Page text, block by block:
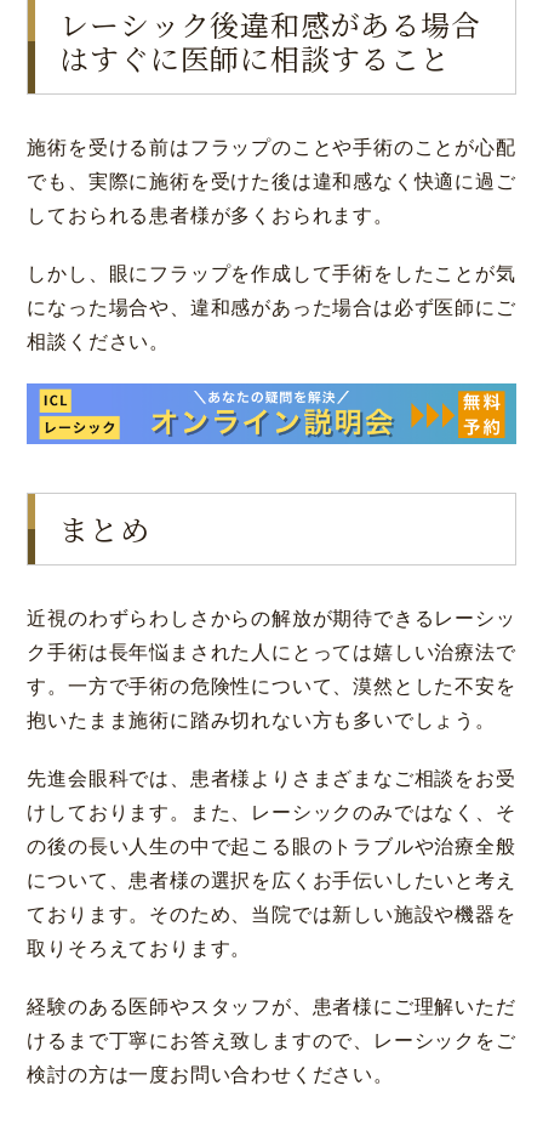
レーシック後違和感がある場合
はすぐに医師に相談すること
施術を受ける前はフラップのことや手術のことが心配
でも、実際に施術を受けた後は違和感なく快適に過ご
しておられる患者様が多くおられます。
しかし、眼にフラップを作成して手術をしたことが気
になった場合や、違和感があった場合は必ず医師にご
相談ください。
まとめ
近視のわずらわしさからの解放が期待できるレーシッ
ク手術は長年悩まされた人にとっては嬉しい治療法で
す。一方で手術の危険性について、漠然とした不安を
抱いたまま施術に踏み切れない方も多いでしょう。
先進会眼科では、患者様よりさまざまなご相談をお受
けしております。また、レーシックのみではなく、そ
の後の長い人生の中で起こる眼のトラブルや治療全般
について、患者様の選択を広くお手伝いしたいと考え
ております。そのため、当院では新しい施設や機器を
取りそろえております。
経験のある医師やスタッフが、患者様にご理解いただ
けるまで丁寧にお答え致しますので、レーシックをご
検討の方は一度お問い合わせください。